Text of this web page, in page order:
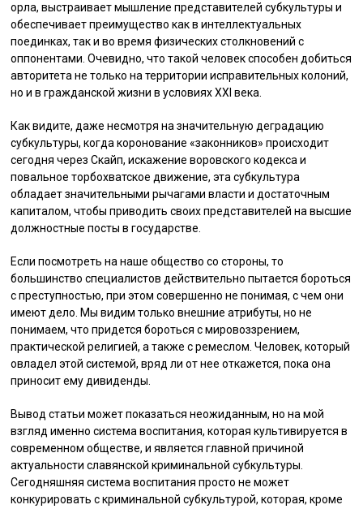
орла, выстраивает мышление представителей субкультуры и
обеспечивает преимущество как в интеллектуальных
поединках, так и во время физических столкновений с
оппонентами. Очевидно, что такой человек способен добиться
авторитета не только на территории исправительных колоний,
но и в гражданской жизни в условиях XXI века.
Как видите, даже несмотря на значительную деградацию
субкультуры, когда коронование «законников» происходит
сегодня через Скайп, искажение воровского кодекса и
повальное торбохватское движение, эта субкультура
обладает значительными рычагами власти и достаточным
капиталом, чтобы приводить своих представителей на высшие
должностные посты в государстве.
Если посмотреть на наше общество со стороны, то
большинство специалистов действительно пытается бороться
с преступностью, при этом совершенно не понимая, с чем они
имеют дело. Мы видим только внешние атрибуты, но не
понимаем, что придется бороться с мировоззрением,
практической религией, а также с ремеслом. Человек, который
овладел этой системой, вряд ли от нее откажется, пока она
приносит ему дивиденды.
Вывод статьи может показаться неожиданным, но на мой
взгляд именно система воспитания, которая культивируется в
современном обществе, и является главной причиной
актуальности славянской криминальной субкультуры.
Сегодняшняя система воспитания просто не может
конкурировать с криминальной субкультурой, которая, кроме